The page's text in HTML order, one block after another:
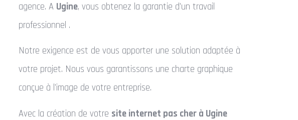
agence. A Ugine, vous obtenez la garantie d’un travail
professionnel .
Notre exigence est de vous apporter une solution adaptée à
votre projet. Nous vous garantissons une charte graphique
conçue à l’image de votre entreprise.
Avec la création de votre site internet pas cher à Ugine